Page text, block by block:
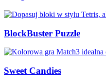
BlockBuster Puzzle
Sweet Candies